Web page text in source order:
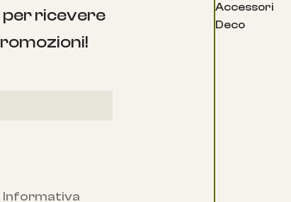
ricevere
Informativa
Accessori
Deco